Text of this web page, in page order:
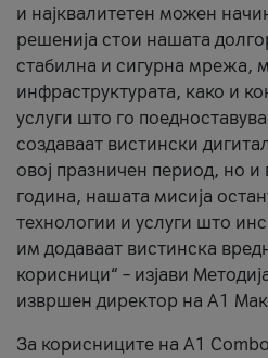
и најквалитетен можен
решенија стои нашата
стабилна и сигурна мрежа,
инфраструктурата, како и
услуги што го
создаваат вистински
овој празничен период, но и
година, нашата мисија
технологии и услуги што
им додаваат вистинска
корисници“ – изјави
извршен директор на А1
За корисниците на A1